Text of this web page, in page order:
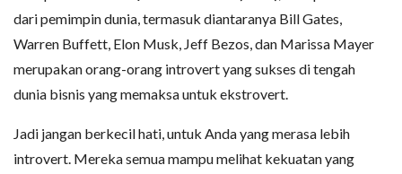
dari pemimpin dunia, termasuk diantaranya Bill Gates,
Warren Buffett, Elon Musk, Jeff Bezos, dan Marissa Mayer
merupakan orang-orang introvert yang sukses di tengah
dunia bisnis yang memaksa untuk ekstrovert.
Jadi jangan berkecil hati, untuk Anda yang merasa lebih
introvert. Mereka semua mampu melihat kekuatan yang